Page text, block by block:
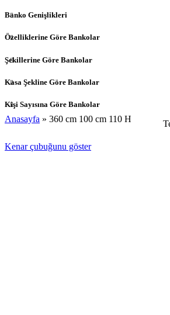
Banko Genişlikleri
Özelliklerine Göre Bankolar
Şekillerine Göre Bankolar
Kasa Şekline Göre Bankolar
Kişi Sayısına Göre Bankolar
Anasayfa » 360 cm 100 cm 110 H
Kenar çubuğunu göster